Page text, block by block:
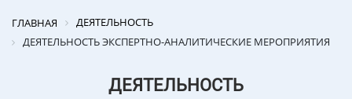
ГЛАВНАЯ
ДЕЯТЕЛЬНОСТЬ
ДЕЯТЕЛЬНОСТЬ ЭКСПЕРТНО-АНАЛИТИЧЕСКИЕ МЕРОПРИЯТИЯ
ДЕЯТЕЛЬНОСТЬ